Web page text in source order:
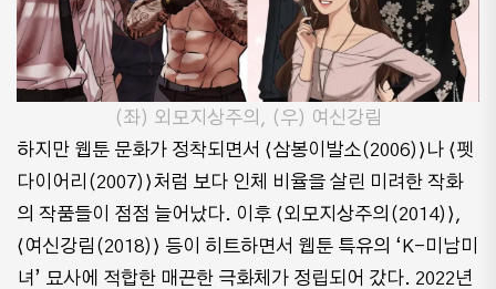
(좌) 외모지상주의, (우) 여신강림
하지만 웹툰 문화가 정착되면서 ⟨삼봉이발소(2006)⟩나 ⟨펫
다이어리(2007)⟩처럼 보다 인체 비율을 살린 미려한 작화
의 작품들이 점점 늘어났다. 이후 ⟨외모지상주의(2014)⟩,
⟨여신강림(2018)⟩ 등이 히트하면서 웹툰 특유의 ‘K-미남미
녀’ 묘사에 적합한 매끈한 극화체가 정립되어 갔다. 2022년